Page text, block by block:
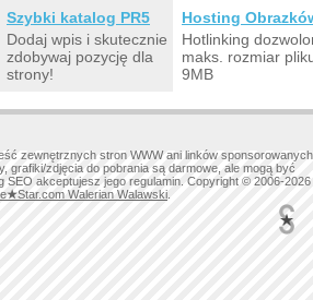
Szybki katalog PR5
Dodaj wpis i skutecznie
zdobywaj pozycję dla
strony!
Hosting
Hotlinking
maks. rozmiar
9MB
zewnętrznych stron WWW ani linków sponsorowanych
grafiki/zdjęcia do pobrania są darmowe, ale mogą być
SEO akceptujesz jego regulamin. Copyright © 2006-2026
★Star.com Walerian Walawski